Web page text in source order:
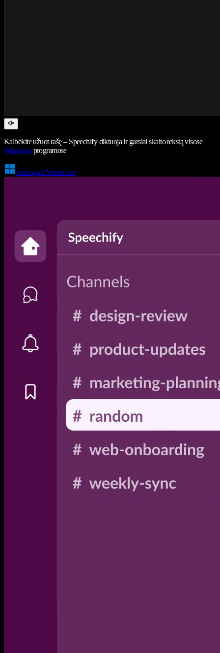
Kalbėkite užuot rašę – Speechify diktuoja ir garsiai skaito tekstą visose
Windowsprogramose
Atsisiųsti Windows